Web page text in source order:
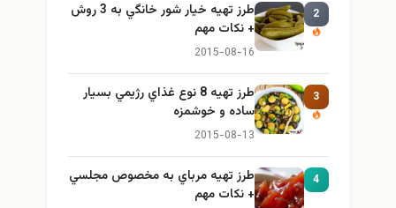
2
طرز تهيه خیار شور خانگي به 3 روش
+ نكات مهم
2015-08-16
3
طرز تهيه 8 نوع غذاي رژيمي بسيار
ساده و خوشمزه
2015-08-13
4
طرز تهيه مرباي به مخصوص مجلسي
+ نكات مهم